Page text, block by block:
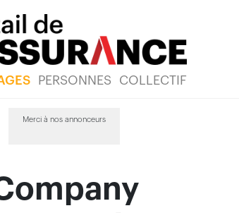
PERSONNES COLLECTIF
Merci à nos annonceurs